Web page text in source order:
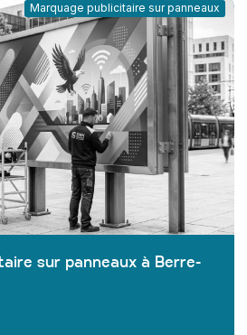
Marquage publicitaire sur panneaux
sur panneaux à Berre-